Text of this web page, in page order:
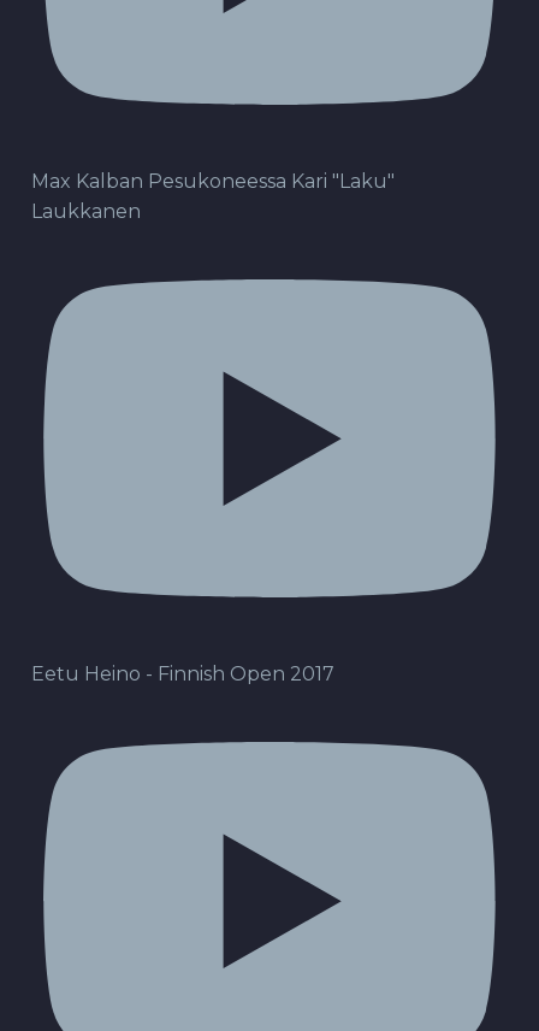
Max Kalban Pesukoneessa Kari "Laku"
Laukkanen
Eetu Heino - Finnish Open 2017